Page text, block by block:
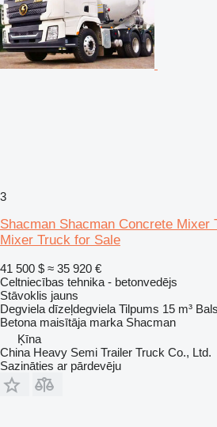
3
Shacman Shacman Concrete Mixer
Mixer Truck for Sale
41 500 $ ≈ 35 920 €
Celtniecības tehnika - betonvedējs
Stāvoklis jauns
Degviela dīzeļdegviela Tilpums 15 m³
Betona maisītāja marka Shacman
Ķīna
China Heavy Semi Trailer Truck Co., Ltd.
Sazināties ar pārdevēju